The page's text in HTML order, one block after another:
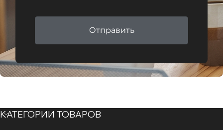
Отправить
КАТЕГОРИИ ТОВАРОВ